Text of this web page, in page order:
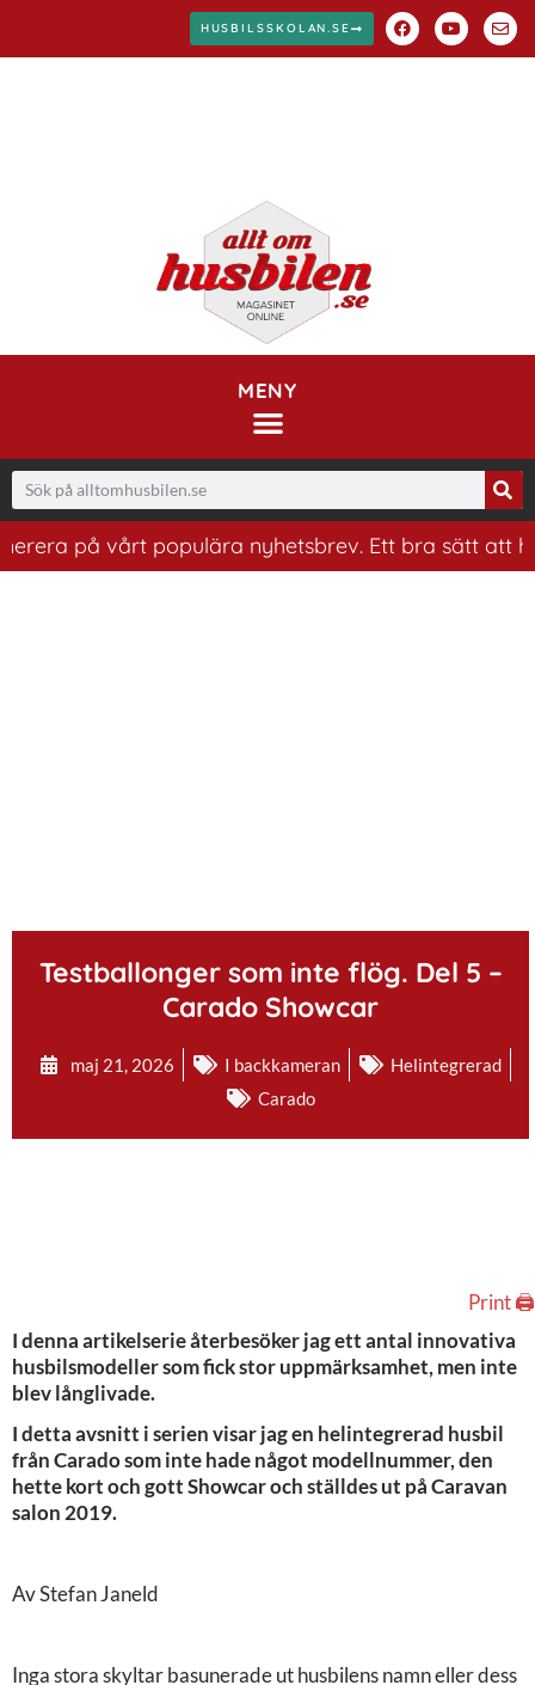
HUSBILSSKOLAN.SE
MENY
på vårt populära nyhetsbrev. Ett bra sätt att ha
Testballonger som inte flög. Del 5 –
Carado Showcar
maj 21, 2026 I backkameran
Helintegrerad
Carado
Print 🖨
I denna artikelserie återbesöker jag ett antal innovativa
husbilsmodeller som fick stor uppmärksamhet, men inte
blev långlivade.
I detta avsnitt i serien visar jag en helintegrerad husbil
från Carado som inte hade något modellnummer, den
hette kort och gott Showcar och ställdes ut på Caravan
salon 2019.
Av Stefan Janeld
Inga stora skyltar basunerade ut husbilens namn eller dess